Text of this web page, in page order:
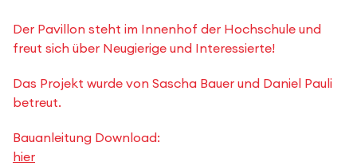
Der Pavillon steht im Innenhof der Hochschule und
freut sich über Neugierige und Interessierte!
Das Projekt wurde von Sascha Bauer und Daniel Pauli
betreut.
Bauanleitung Download:
hier